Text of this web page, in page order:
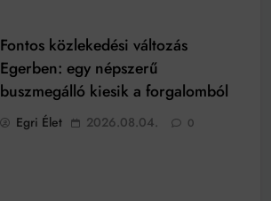
Fontos közlekedési változás
Egerben: egy népszerű
buszmegálló kiesik a forgalomból
Egri Élet 2026.08.04. 0